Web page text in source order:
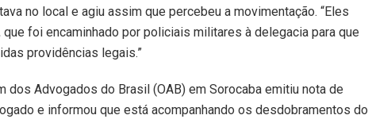
no local e agiu assim que percebeu a movimentação. “Eles
foi encaminhado por policiais militares à delegacia para que
providências legais.”
dos Advogados do Brasil (OAB) em Sorocaba emitiu nota de
e informou que está acompanhando os desdobramentos do